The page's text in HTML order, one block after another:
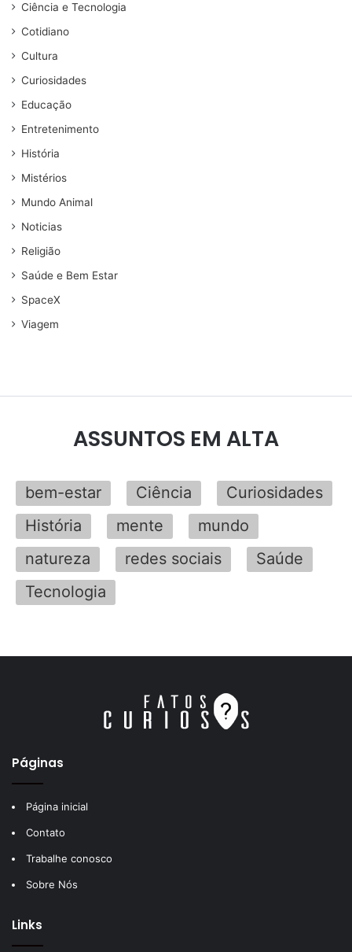
Ciência e Tecnologia
Cotidiano
Cultura
Curiosidades
Educação
Entretenimento
História
Mistérios
Mundo Animal
Noticias
Religião
Saúde e Bem Estar
SpaceX
Viagem
ASSUNTOS EM ALTA
bem-estar Ciência
Curiosidades
História
mente
mundo
natureza
redes sociais
Saúde
Tecnologia
Páginas
Página inicial
Contato
Trabalhe conosco
Sobre Nós
Links